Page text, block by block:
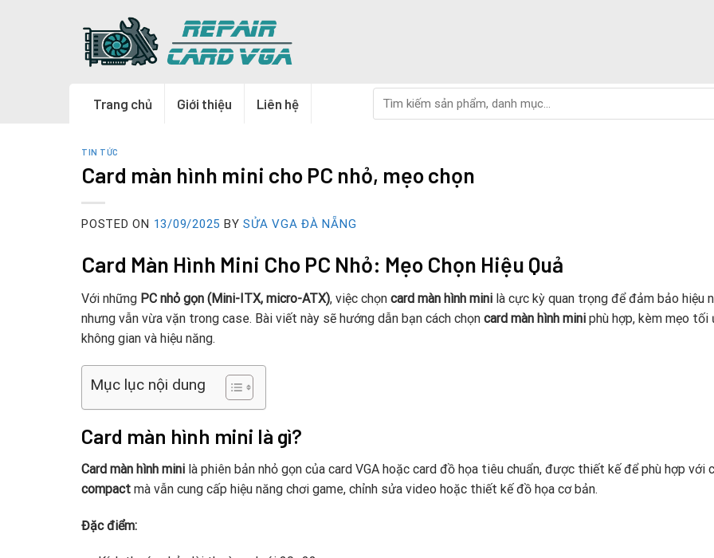
Trang chủ Giới thiệu Liên hệ
kiếm:
TIN TỨC
Card màn hình mini cho PC nhỏ, mẹo chọn
POSTED ON 13/09/2025 BY SỬA VGA ĐÀ NẴNG
Card Màn Hình Mini Cho PC Nhỏ: Mẹo Chọn Hiệu Quả
Với những PC nhỏ gọn (Mini-ITX, micro-ATX), việc chọn card màn hình mini là cực kỳ quan trọng để đảm bảo hiệu
nhưng vẫn vừa vặn trong case. Bài viết này sẽ hướng dẫn bạn cách chọn card màn hình mini phù hợp, kèm mẹo tối
không gian và hiệu năng.
Mục lục nội dung
Card màn hình mini là gì?
Card màn hình mini là phiên bản nhỏ gọn của card VGA hoặc card đồ họa tiêu chuẩn, được thiết kế để phù hợp với
compact mà vẫn cung cấp hiệu năng chơi game, chỉnh sửa video hoặc thiết kế đồ họa cơ bản.
Đặc điểm: